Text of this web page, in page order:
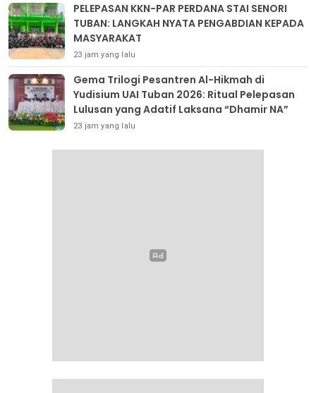
PELEPASAN KKN-PAR PERDANA STAI SENORI
TUBAN: LANGKAH NYATA PENGABDIAN KEPADA
MASYARAKAT
23 jam yang lalu
Gema Trilogi Pesantren Al-Hikmah di
Yudisium UAI Tuban 2026: Ritual Pelepasan
Lulusan yang Adatif Laksana “Dhamir NA”
23 jam yang lalu